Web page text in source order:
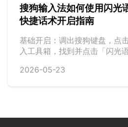
搜狗输入法如何使用闪光
快捷话术开启指南
基础开启：调出搜狗键盘，点
入工具箱，找到并点击「闪光
2026-05-23